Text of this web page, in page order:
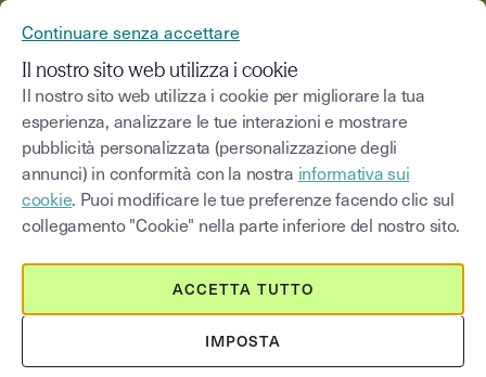
Blog
Seleziona una categoria Saisissez un terme
Tutte le procedure amministrative
per avviare un'impresa
Continuare senza accettare
Il nostro sito web utilizza i cookie
Il nostro sito web utilizza i cookie per migliorare la tua
esperienza, analizzare le tue interazioni e mostrare
pubblicità personalizzata (personalizzazione degli
annunci) in conformità con la nostra informativa sui
cookie. Puoi modificare le tue preferenze facendo clic sul
collegamento "Cookie" nella parte inferiore del nostro sito.
IMPOSTA
ACCETTA TUTTO